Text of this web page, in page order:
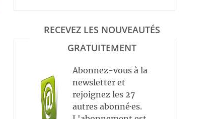
RECEVEZ LES NOUVEAUTÉS
GRATUITEMENT
Abonnez-vous à la
newsletter et
rejoignez les 27
autres abonné·es.